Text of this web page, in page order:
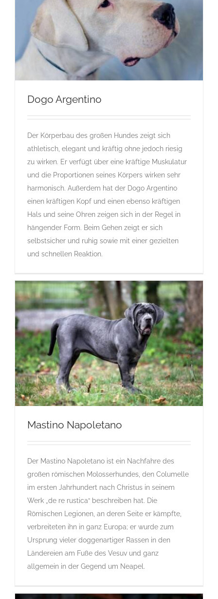
Dogo Argentino
Gruppe 2 Gruppe 2-Sektion 2
Rassehunde Standard
Rassehunde von A bis Z
Dogo Argentino
Der Körperbau des großen Hundes zeigt sich
athletisch, elegant und kräftig ohne jedoch riesig
zu wirken. Er verfügt über eine kräftige Muskulatur
und die Proportionen seines Körpers wirken sehr
harmonisch. Außerdem hat der Dogo Argentino
einen kräftigen Kopf und einen ebenso kräftigen
Hals und seine Ohren zeigen sich in der Regel in
hängender Form. Beim Gehen zeigt er sich
selbstsicher und ruhig sowie mit einer gezielten
und schnellen Reaktion.
Mastino Napoletano
Gruppe 2 Gruppe 2-Sektion 2 Gruppe 2-Sektion 2-Mastino
Napoletano M Rassehunde Standard
Rassehunde von A
bis Z
Mastino Napoletano
Der Mastino Napoletano ist ein Nachfahre des
großen römischen Molosserhundes, den Columelle
im ersten Jahrhundert nach Christus in seinem
Werk „de re rustica“ beschreiben hat. Die
Römischen Legionen, an deren Seite er kämpfte,
verbreiteten ihn in ganz Europa; er wurde zum
Ursprung vieler doggenartiger Rassen in den
Ländereien am Fuße des Vesuv und ganz
allgemein in der Gegend um Neapel.